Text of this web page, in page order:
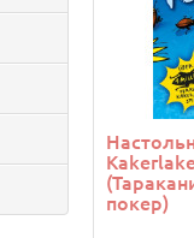
покер)